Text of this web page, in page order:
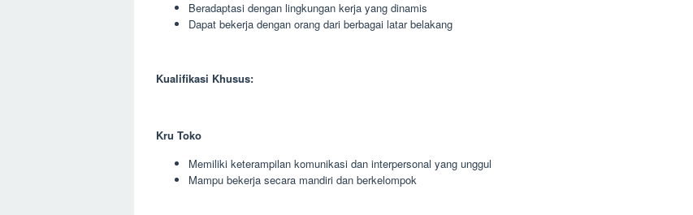
Beradaptasi dengan lingkungan kerja yang dinamis
Dapat bekerja dengan orang dari berbagai latar belakang
Kualifikasi Khusus:
Kru Toko
Memiliki keterampilan komunikasi dan interpersonal yang unggul
Mampu bekerja secara mandiri dan berkelompok